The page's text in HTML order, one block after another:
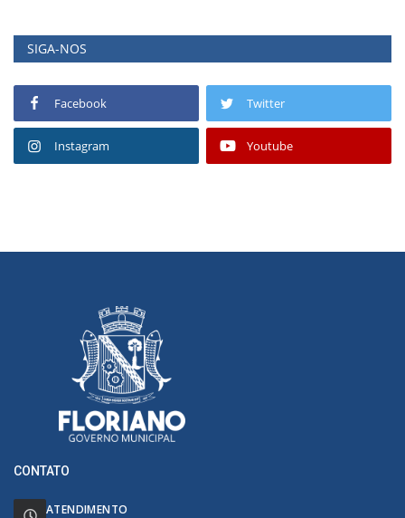
SIGA-NOS
Facebook Twitter
Instagram Youtube
CONTATO
ATENDIMENTO